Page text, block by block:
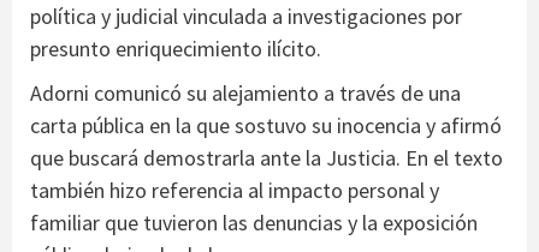
política y judicial vinculada a investigaciones por
presunto enriquecimiento ilícito.
Adorni comunicó su alejamiento a través de una
carta pública en la que sostuvo su inocencia y afirmó
que buscará demostrarla ante la Justicia. En el texto
también hizo referencia al impacto personal y
familiar que tuvieron las denuncias y la exposición